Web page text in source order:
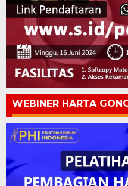
WEBINER HARTA